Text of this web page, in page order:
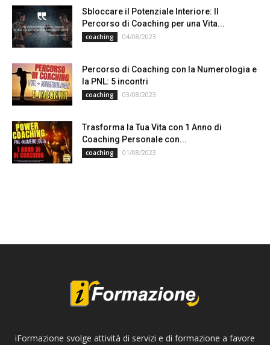
Sbloccare il Potenziale Interiore: Il
Percorso di Coaching per una Vita...
coaching 04/08/2023
Percorso di Coaching con la Numerologia e
la PNL: 5 incontri
coaching 03/08/2023
Trasforma la Tua Vita con 1 Anno di
Coaching Personale con...
coaching 01/08/2023
iFormazione svolge attività di servizi e di formazione a favore